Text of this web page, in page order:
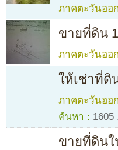
ภาคตะวันออก
ขายที่ดิน
ภาคตะวันออก
ให้เช่าที่ดิ
ภาคตะวันออก
ค้นหา : 1605
ขายที่ดินใ